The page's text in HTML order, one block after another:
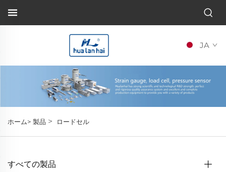
JA
ホーム> 製品 > ロードセル
すべての製品